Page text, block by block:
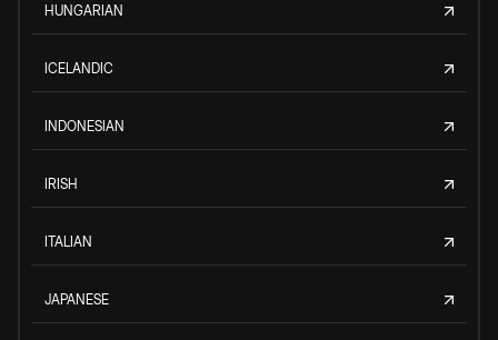
HUNGARIAN
ICELANDIC
INDONESIAN
IRISH
ITALIAN
JAPANESE